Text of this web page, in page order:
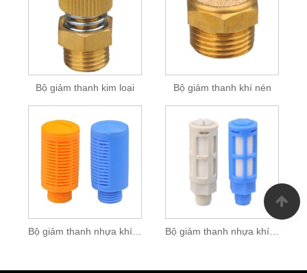
Bộ giảm thanh kim loại Bộ giảm thanh khí nén
Bộ giảm thanh nhựa khí nén